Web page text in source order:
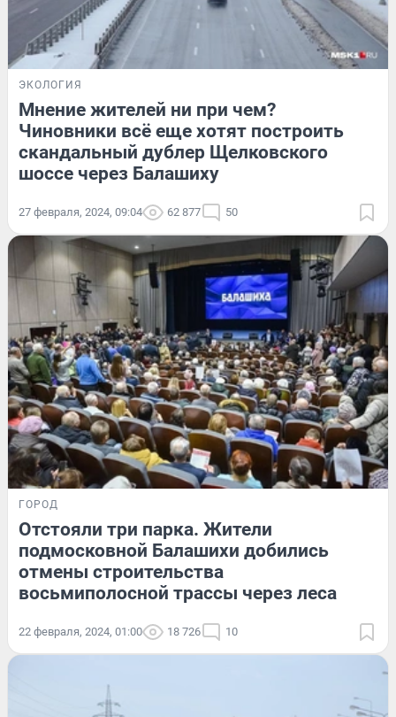
ЭКОЛОГИЯ
Мнение жителей ни при чем?
Чиновники всё еще хотят построить
скандальный дублер Щелковского
шоссе через Балашиху
27 февраля, 2024, 09:04 62 877 50
ГОРОД
Отстояли три парка. Жители
подмосковной Балашихи добились
отмены строительства
восьмиполосной трассы через леса
22 февраля, 2024, 01:00 18 726 10